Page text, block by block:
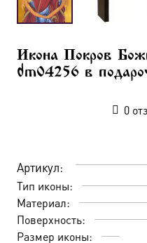
Икона Покров
dm04256 в
0
Артикул:
Тип иконы:
Материал:
Поверхность:
Размер иконы: